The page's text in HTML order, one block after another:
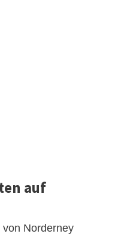
auf
Norderney